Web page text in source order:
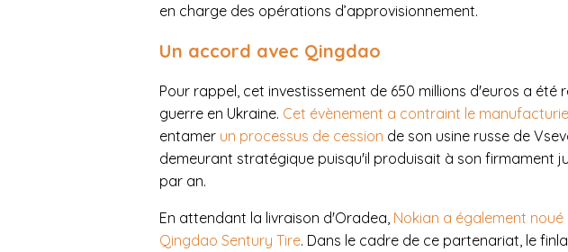
en charge des opérations d’approvisionnement.
Un accord avec Qingdao
Pour rappel, cet investissement de 650 millions d'euros a été
guerre en Ukraine. Cet évènement a contraint le
entamer un processus de cession de son usine russe de
demeurant stratégique puisqu'il produisait à son firmament
par an.
En attendant la livraison d'Oradea, Nokian a également
Qingdao Sentury Tire. Dans le cadre de ce partenariat, le